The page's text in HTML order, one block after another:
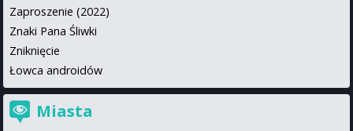
Zaproszenie (2022)
Znaki Pana Śliwki
Zniknięcie
Łowca androidów
Miasta